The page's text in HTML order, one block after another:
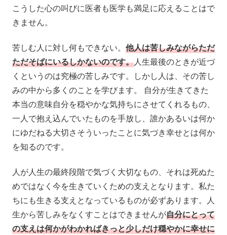
こうした心の叫びに医者も医学も満足に応えることはで
きません。
苦しむ人に対し何もできない。 他人は苦しみながらただ
ただそばにいるしかないのです。人生最後のときが近づ
くというのは究極の苦しみです。しかし人は、その苦し
みの中から多くのことを学びます。 自分が生きてきた
本当の意味自分を穏やかな気持ちにさせてくれるもの、
一人で抱え込んでいたものを手放し、誰かあるいは何か
にゆだねる大切さそういったことに気づき幸せとは何か
を知るのです。
人が人生の最終段階で気づく大切なもの、それは死ぬた
めではなく今を生きていくための支えとなります。私た
ちにも生きる支えとなっているものが必ずあります。人
生から苦しみをなくすことはできませんが自分にとって
の支えは何かがわかればきっと少しだけ穏やかに幸せに